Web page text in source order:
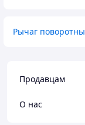
Маяк Maiac
Окница Ocniţa
Рычаг
Продавцам
О нас